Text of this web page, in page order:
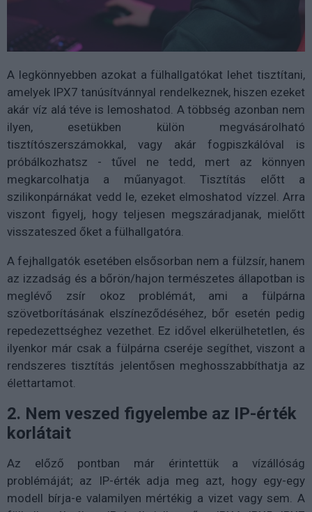
A legkönnyebben azokat a fülhallgatókat lehet tisztítani,
amelyek IPX7 tanúsítvánnyal rendelkeznek, hiszen ezeket
akár víz alá téve is lemoshatod. A többség azonban nem
ilyen, esetükben külön megvásárolható
tisztítószerszámokkal, vagy akár fogpiszkálóval is
próbálkozhatsz - tűvel ne tedd, mert az könnyen
megkarcolhatja a műanyagot. Tisztítás előtt a
szilikonpárnákat vedd le, ezeket elmoshatod vízzel. Arra
viszont figyelj, hogy teljesen megszáradjanak, mielőtt
visszateszed őket a fülhallgatóra.
A fejhallgatók esetében elsősorban nem a fülzsír, hanem
az izzadság és a bőrön/hajon természetes állapotban is
meglévő zsír okoz problémát, ami a fülpárna
szövetborításának elszíneződéséhez, bőr esetén pedig
repedezettséghez vezethet. Ez idővel elkerülhetetlen, és
ilyenkor már csak a fülpárna cseréje segíthet, viszont a
rendszeres tisztítás jelentősen meghosszabbíthatja az
élettartamot.
2. Nem veszed figyelembe az IP-érték
korlátait
Az előző pontban már érintettük a vízállóság
problémáját; az IP-érték adja meg azt, hogy egy-egy
modell bírja-e valamilyen mértékig a vizet vagy sem. A